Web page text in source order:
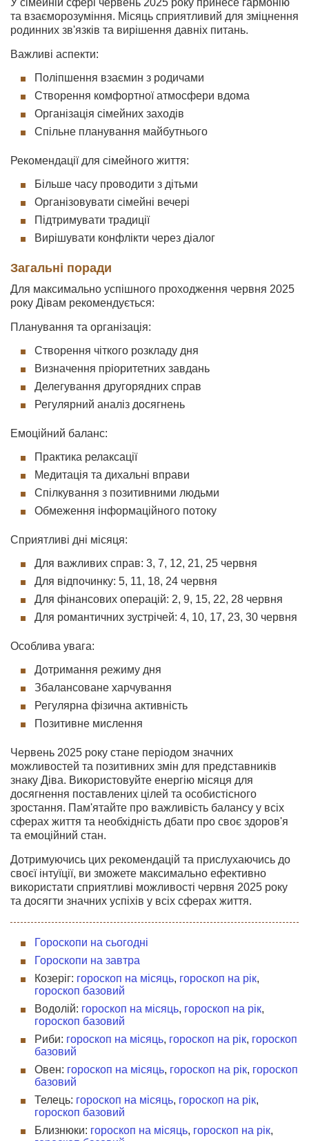
У сімейній сфері червень 2025 року принесе гармонію
та взаєморозуміння. Місяць сприятливий для зміцнення
родинних зв'язків та вирішення давніх питань.
Важливі аспекти:
Поліпшення взаємин з родичами
Створення комфортної атмосфери вдома
Організація сімейних заходів
Спільне планування майбутнього
Рекомендації для сімейного життя:
Більше часу проводити з дітьми
Організовувати сімейні вечері
Підтримувати традиції
Вирішувати конфлікти через діалог
Загальні поради
Для максимально успішного проходження червня 2025
року Дівам рекомендується:
Планування та організація:
Створення чіткого розкладу дня
Визначення пріоритетних завдань
Делегування другорядних справ
Регулярний аналіз досягнень
Емоційний баланс:
Практика релаксації
Медитація та дихальні вправи
Спілкування з позитивними людьми
Обмеження інформаційного потоку
Сприятливі дні місяця:
Для важливих справ: 3, 7, 12, 21, 25 червня
Для відпочинку: 5, 11, 18, 24 червня
Для фінансових операцій: 2, 9, 15, 22, 28 червня
Для романтичних зустрічей: 4, 10, 17, 23, 30 червня
Особлива увага:
Дотримання режиму дня
Збалансоване харчування
Регулярна фізична активність
Позитивне мислення
Червень 2025 року стане періодом значних
можливостей та позитивних змін для представників
знаку Діва. Використовуйте енергію місяця для
досягнення поставлених цілей та особистісного
зростання. Пам'ятайте про важливість балансу у всіх
сферах життя та необхідність дбати про своє здоров'я
та емоційний стан.
Дотримуючись цих рекомендацій та прислухаючись до
своєї інтуїції, ви зможете максимально ефективно
використати сприятливі можливості червня 2025 року
та досягти значних успіхів у всіх сферах життя.
Гороскопи на сьогодні
Гороскопи на завтра
Козеріг: гороскоп на місяць, гороскоп на рік,
гороскоп базовий
Водолій: гороскоп на місяць, гороскоп на рік,
гороскоп базовий
Риби: гороскоп на місяць, гороскоп на рік, гороскоп
базовий
Овен: гороскоп на місяць, гороскоп на рік, гороскоп
базовий
Телець: гороскоп на місяць, гороскоп на рік,
гороскоп базовий
Близнюки: гороскоп на місяць, гороскоп на рік,